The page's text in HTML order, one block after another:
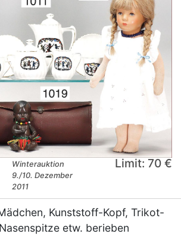
Winterauktion
9./10. Dezember
2011
Limit: 70 €
Kunststoff-Kopf, Trikot-
etw. berieben